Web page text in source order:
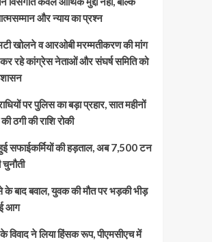
और न्याय का प्रश्न
खोलने व आरओबी मरम्मतीकरण की मांग
रहे कांग्रेस नेताओं और संघर्ष समिति को
पर पुलिस का बड़ा प्रहार, सात महीनों
ठगी की राशि रोकी
सफाईकर्मियों की हड़ताल, अब 7,500 टन
बाद बवाल, युवक की मौत पर भड़की भीड़
आग
ने लिया हिंसक रूप, पीएमसीएच में